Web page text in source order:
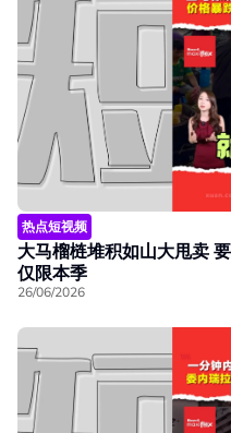
热点短视频
大马榴梿堆积如山大甩卖
仅限本季
26/06/2026